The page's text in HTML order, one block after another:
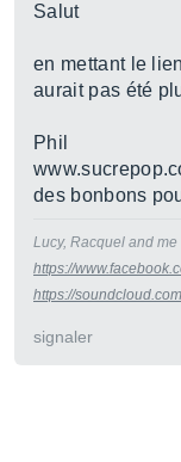
Salut
en mettant le
aurait pas été
Phil
des bonbons
Lucy, Racquel and me
https://
https://
signaler